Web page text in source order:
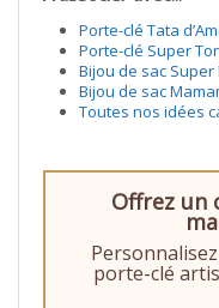
Porte-clé Tata
Porte-clé Super
Bijou de sac Super
Bijou de sac
Toutes nos idées
Offrez un
porte-clé